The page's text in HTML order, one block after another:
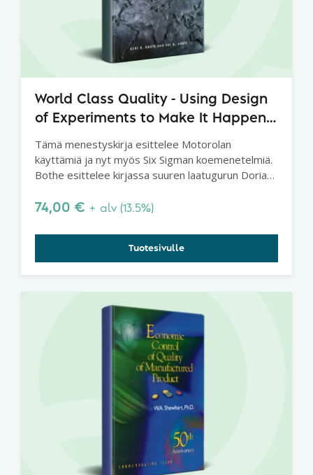
World Class Quality - Using Design
of Experiments to Make It Happen,
Tämä menestyskirja esittelee Motorolan
käyttämiä ja nyt myös Six Sigman koemenetelmiä.
Bothe esittelee kirjassa suuren laatugurun Dorian
Six Sigmaan perehtyville.
74,00 € + alv (13.5%)
Tuotesivulle